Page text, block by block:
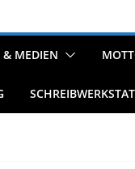
& MEDIEN